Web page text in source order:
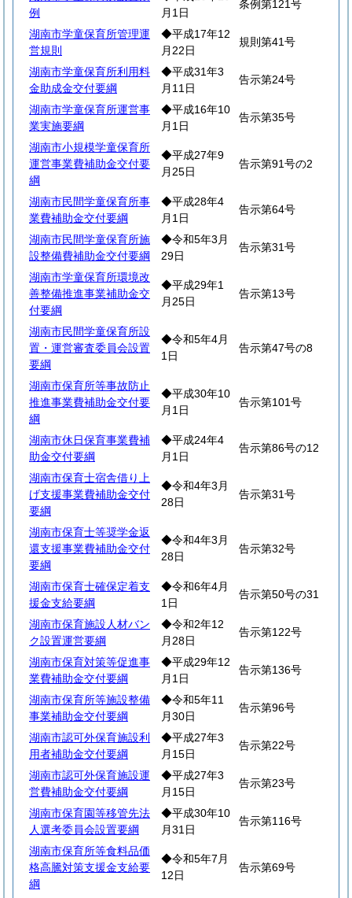
例
月1日
条例第121号
湖南市学童保育所管理運
営規則
◆平成17年12
月22日
規則第41号
湖南市学童保育所利用料
金助成金交付要綱
◆平成31年3
月11日
告示第24号
湖南市学童保育所運営事
業実施要綱
◆平成16年10
月1日
告示第35号
湖南市小規模学童保育所
運営事業費補助金交付要
綱
◆平成27年9
月25日
告示第91号の2
湖南市民間学童保育所事
業費補助金交付要綱
◆平成28年4
月1日
告示第64号
湖南市民間学童保育所施
設整備費補助金交付要綱
◆令和5年3月
29日
告示第31号
湖南市学童保育所環境改
善整備推進事業補助金交
付要綱
◆平成29年1
月25日
告示第13号
湖南市民間学童保育所設
置・運営審査委員会設置
要綱
◆令和5年4月
1日
告示第47号の8
湖南市保育所等事故防止
推進事業費補助金交付要
綱
◆平成30年10
月1日
告示第101号
湖南市休日保育事業費補
助金交付要綱
◆平成24年4
月1日
告示第86号の12
湖南市保育士宿舎借り上
げ支援事業費補助金交付
要綱
◆令和4年3月
28日
告示第31号
湖南市保育士等奨学金返
還支援事業費補助金交付
要綱
◆令和4年3月
28日
告示第32号
湖南市保育士確保定着支
援金支給要綱
◆令和6年4月
1日
告示第50号の31
湖南市保育施設人材バン
ク設置運営要綱
◆令和2年12
月28日
告示第122号
湖南市保育対策等促進事
業費補助金交付要綱
◆平成29年12
月1日
告示第136号
湖南市保育所等施設整備
事業補助金交付要綱
◆令和5年11
月30日
告示第96号
湖南市認可外保育施設利
用者補助金交付要綱
◆平成27年3
月15日
告示第22号
湖南市認可外保育施設運
営費補助金交付要綱
◆平成27年3
月15日
告示第23号
湖南市保育園等移管先法
人選考委員会設置要綱
◆平成30年10
月31日
告示第116号
湖南市保育所等食料品価
格高騰対策支援金支給要
綱
◆令和5年7月
12日
告示第69号